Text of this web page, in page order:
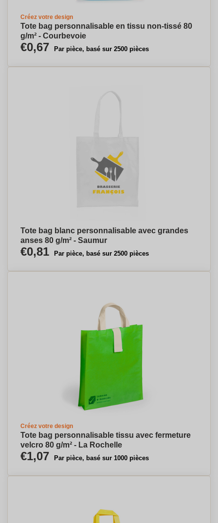
Créez votre design
Tote bag personnalisable en tissu non-tissé 80
g/m² - Courbevoie
€0,67 Par pièce, basé sur 2500 pièces
Tote bag blanc personnalisable avec grandes
anses 80 g/m² - Saumur
€0,81 Par pièce, basé sur 2500 pièces
Créez votre design
Tote bag personnalisable tissu avec fermeture
velcro 80 g/m² - La Rochelle
€1,07 Par pièce, basé sur 1000 pièces